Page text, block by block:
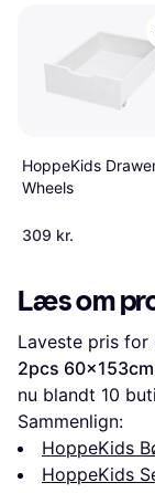
HoppeKids
Wheels
309 kr.
Læs om
Laveste pris for
2pcs 60x153cm
nu blandt 10
Sammenlign:
HoppeKids
HoppeKids